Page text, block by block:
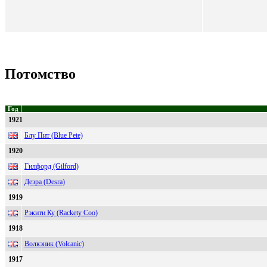
Потомство
Год
1921
Блу Пит (Blue Pete)
1920
Гилфорд (Gilford)
Дезра (Desra)
1919
Рэкити Ку (Rackety Coo)
1918
Волкэник (Volcanic)
1917